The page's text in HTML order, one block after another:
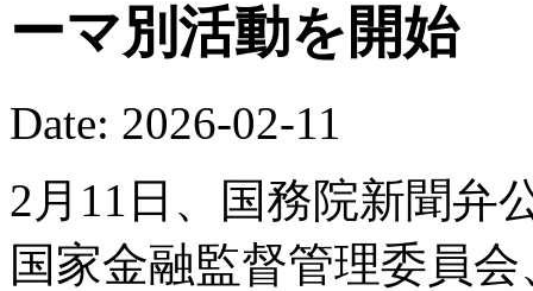
ーマ別活動を開始
Date: 2026-02-11
2月11日、国務院新聞弁
国家金融監督管理委員